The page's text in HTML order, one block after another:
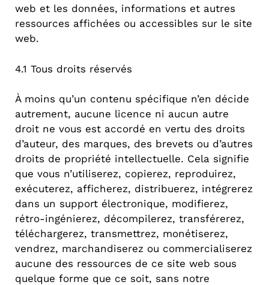
web et les données, informations et autres
ressources affichées ou accessibles sur le site
web.
4.1 Tous droits réservés
À moins qu’un contenu spécifique n’en décide
autrement, aucune licence ni aucun autre
droit ne vous est accordé en vertu des droits
d’auteur, des marques, des brevets ou d’autres
droits de propriété intellectuelle. Cela signifie
que vous n’utiliserez, copierez, reproduirez,
exécuterez, afficherez, distribuerez, intégrerez
dans un support électronique, modifierez,
rétro-ingénierez, décompilerez, transférerez,
téléchargerez, transmettrez, monétiserez,
vendrez, marchandiserez ou commercialiserez
aucune des ressources de ce site web sous
quelque forme que ce soit, sans notre